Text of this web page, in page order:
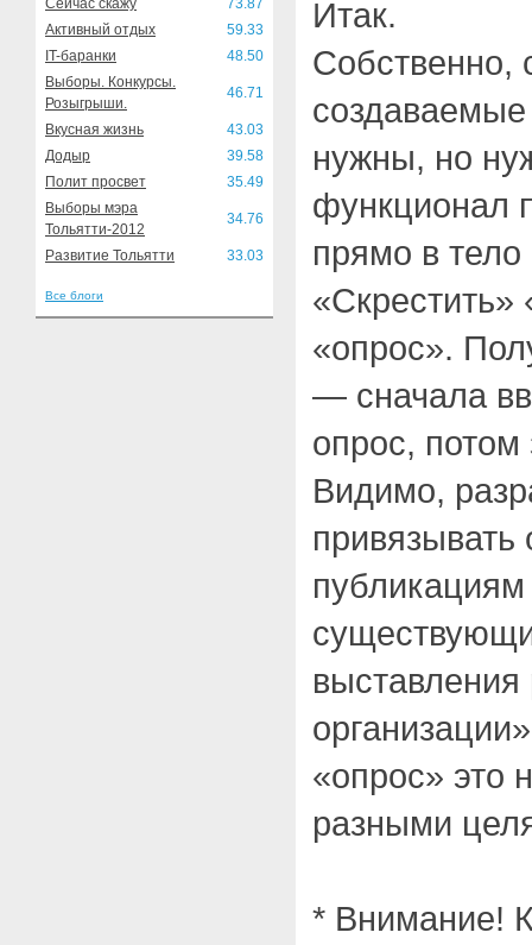
Сейчас скажу
73.87
Активный отдых
59.33
IT-баранки
48.50
Выборы. Конкурсы.
Розыгрыши.
46.71
Вкусная жизнь
43.03
Додыр
39.58
Полит просвет
35.49
Выборы мэра
Тольятти-2012
34.76
Развитие Тольятти 33.03
Все блоги
Итак.
Собственно,
нужны, но
функционал
прямо в
«опрос».
— сначала
опрос, потом
Видимо,
привязывать
публикациям
выставления
«опрос» это
разными
* Внимание!